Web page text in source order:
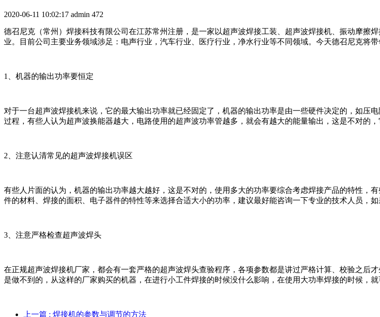
2020-06-11 10:02:17 admin 472
德召尼克（常州）焊接科技有限公司在江苏常州注册，是一家以超声波焊接工装、超声波焊接机、振动摩擦
业。目前公司主要业务领域涉足：电声行业，汽车行业、医疗行业，净水行业等不同领域。今天德召尼克将
1、机器的输出功率要恒定
对于一台超声波焊接机来说，它的最大输出功率就已经固定了，机器的输出功率是由一些硬件决定的，如压
过程，有些人认为超声波换能器越大，电路使用的超声波功率管越多，就会有越大的能量输出，这是不对的
2、注意认清常见的超声波焊接机误区
有些人片面的认为，机器的输出功率越大越好，这是不对的，使用多大的功率要综合考虑焊接产品的特性，
件的材料、焊接的面积、电子器件的特性等来选择合适大小的功率，建议最好能咨询一下专业的技术人员，如
3、注意严格检查超声波焊头
在正规超声波焊接机厂家，都会有一套严格的超声波焊头查验程序，各项参数都是讲过严格计算、校验之后
是做不到的，从这样的厂家购买的机器，在进行小工件焊接的时候没什么影响，在使用大功率焊接的时候，
上一篇 : 焊接机的参数与调节的方法